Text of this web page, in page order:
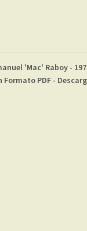
'Mac' Raboy -
Formato PDF -